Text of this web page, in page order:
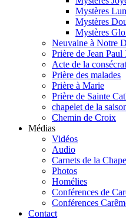
Mystères
Mystères
Mystères
Neuvaine à Notre
Prière de Jean
Acte de la
Prière des malades
Prière à Marie
Prière de Sainte
chapelet de la
Chemin de Croix
Médias
Vidéos
Audio
Carnets de la
Photos
Homélies
Conférences de
Conférences
Contact